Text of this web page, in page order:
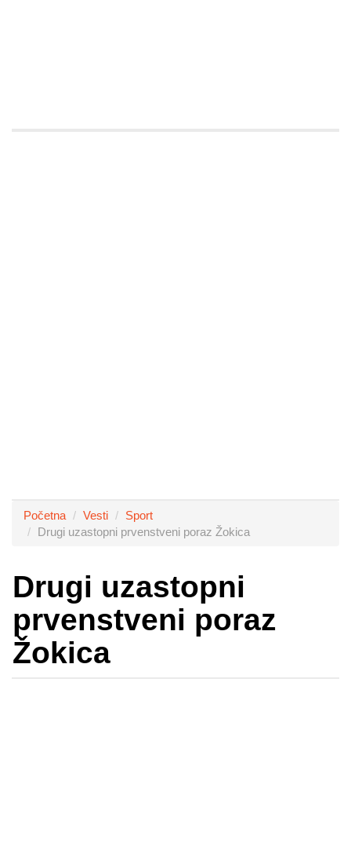
Početna Vesti
Sport
Drugi uzastopni prvenstveni poraz Žokica
Drugi uzastopni
prvenstveni poraz
Žokica